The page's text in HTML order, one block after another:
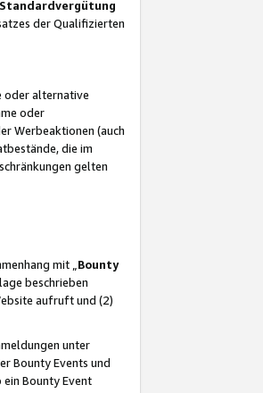
Standardvergütung
der Qualifizierten
oder alternative
oder
Werbeaktionen (auch
die im
gelten
mit „ Bounty
beschrieben
aufruft und (2)
unter
Bounty Events und
Bounty Event